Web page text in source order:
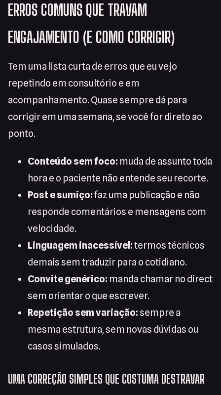
ERROS COMUNS QUE TRAVAM
ENGAJAMENTO (E COMO CORRIGIR)
Tem uma lista curta de erros que eu vejo
repetindo em consultório e em
acompanhamento. Quase sempre dá para
corrigir em uma semana, se você for direto ao
ponto.
Conteúdo sem foco: muda de assunto toda
hora e o paciente não entende seu recorte.
Post e sumiço:faz uma publicação e não
responde comentários e mensagens com
velocidade.
Linguagem inacessível:termos técnicos
demais sem traduzir para o cotidiano.
Convite genérico: manda chamar no direct
sem orientar o que escrever.
Repetição sem variação:sempre a
mesma estrutura, sem novas dúvidas ou
casos simulados.
UMA CORREÇÃO SIMPLES QUE COSTUMA DESTRAVAR